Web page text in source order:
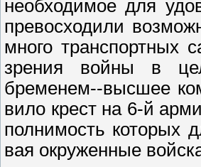
необходимое для
превосходили
много транспортных
зрения войны в
бременем--высшее
вило крест на 6-й
полнимость которых
вая окруженные